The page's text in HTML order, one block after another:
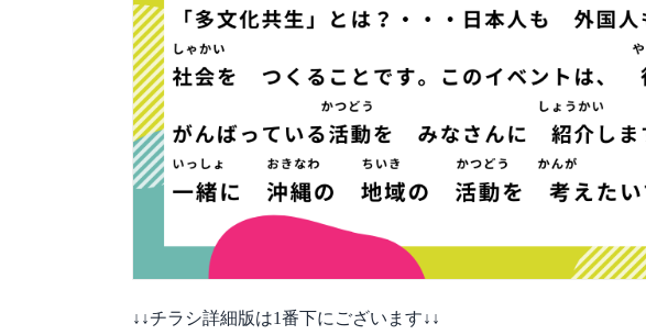
↓↓チラシ詳細版は1番下にございます↓↓